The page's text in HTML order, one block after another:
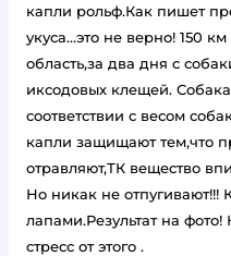
капли рольф.Как пишет
укуса...это не верно! 150
область,за два дня с
иксодовых клещей.
соответствии с весом
капли защищают тем,что
отравляют,ТК вещество
Но никак не отпугивают!!!
лапами.Результат на
стресс от этого .